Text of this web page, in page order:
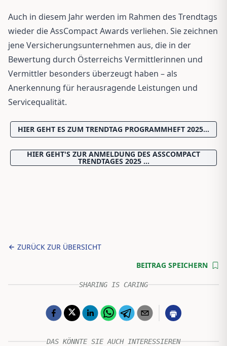
Auch in diesem Jahr werden im Rahmen des Trendtags
wieder die AssCompact Awards verliehen. Sie zeichnen
jene Versicherungsunternehmen aus, die in der
Bewertung durch Österreichs Vermittlerinnen und
Vermittler besonders überzeugt haben – als
Anerkennung für herausragende Leistungen und
Servicequalität.
HIER GEHT ES ZUM TRENDTAG PROGRAMMHEFT 2025…
HIER GEHT'S ZUR ANMELDUNG DES ASSCOMPACT
TRENDTAGES 2025 ...
ZURÜCK ZUR ÜBERSICHT
BEITRAG SPEICHERN
SHARING IS CARING
DAS KÖNNTE SIE AUCH INTERESSIEREN